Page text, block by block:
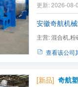
更新: 2026-08-
安徽奇航机
主营:混合机,粉
查看该公司
[新品]